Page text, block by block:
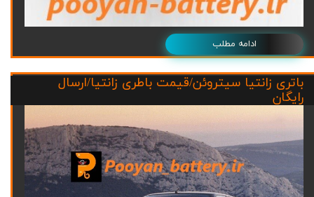
ادامه مطلب
باتری زانتیا سیتروئن/قیمت باطری زانتیا/ارسال
رایگان